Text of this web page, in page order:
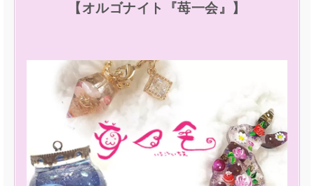
【オルゴナイト『苺一会』】